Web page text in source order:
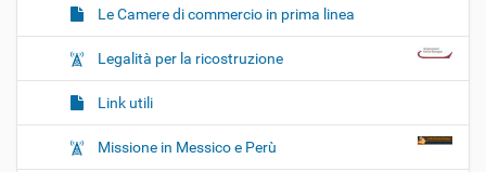
Le Camere di commercio in prima linea
Legalità per la ricostruzione
Link utili
Missione in Messico e Perù